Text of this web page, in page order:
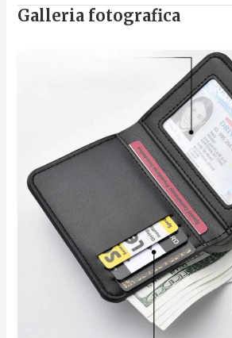
Galleria fotografica